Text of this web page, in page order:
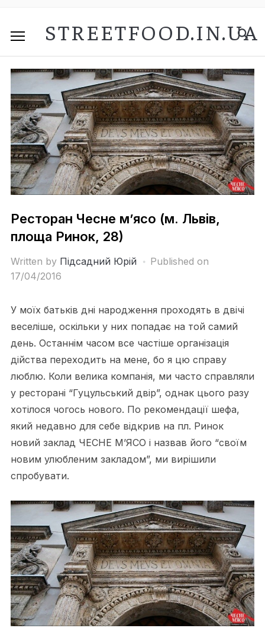
STREETFOOD.IN.UA
Ресторан Чесне м’ясо (м. Львів,
площа Ринок, 28)
Written by Підсадний Юрій
Published on
17/04/2016
У моїх батьків дні народження проходять в двічі
веселіше, оскільки у них попадає на той самий
день. Останнім часом все частіше організація
дійства переходить на мене, бо я цю справу
люблю. Коли велика компанія, ми часто справляли
у ресторані “Гуцульський двір”, однак цього разу
хотілося чогось нового. По рекомендації шефа,
який недавно для себе відкрив на пл. Ринок
новий заклад ЧЕСНЕ М’ЯСО і назвав його “своїм
новим улюбленим закладом”, ми вирішили
спробувати.